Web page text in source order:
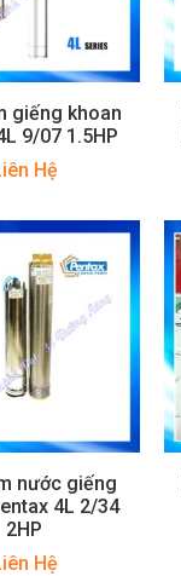
giếng khoan
9/07 1.5HP
Hệ
nước giếng
4L 2/34
2HP
Hệ